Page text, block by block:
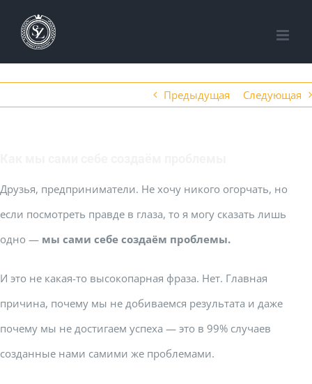
content
Предыдущая Следующая
Друзья, предприниматели. Не хочу никого огорчать, но
если посмотреть правде в глаза, то я могу сказать лишь
одно — мы сами себе создаём проблемы.
И это не какая-то высокопарная фраза. Нет. Главная
причина, почему мы не добиваемся результата и даже
почему мы не достигаем успеха — это в 99% случаев
созданные нами самими же проблемами.